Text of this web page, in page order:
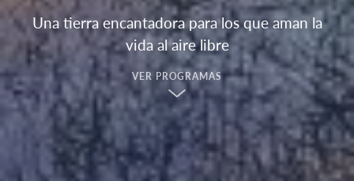
Una tierra encantadora para los que aman la
vida al aire libre
VER PROGRAMAS